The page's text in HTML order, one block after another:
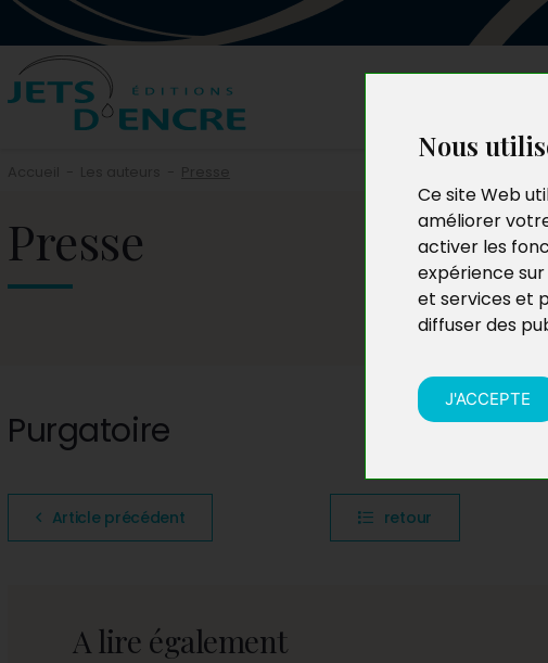
Nous
Ce site Web
améliorer
activer les
expérience
et services et
diffuser des
J'ACCEPTE
Presse
Purgatoire
Article précédent retour
A lire également